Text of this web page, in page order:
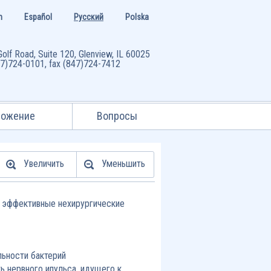
Español Русский Polska
Road, Suite 120, Glenview, IL 60025
0101, fax (847)724-7412
Вопросы
Увеличить Уменьшить
нехирургические
бактерий